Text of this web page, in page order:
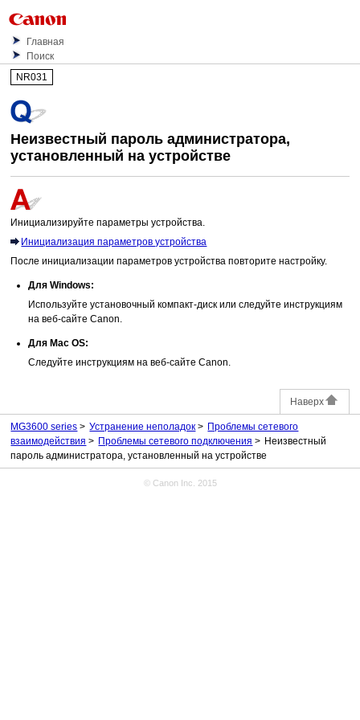
Главная
Поиск
NR031
Неизвестный пароль администратора,
установленный наустройстве
Инициализируйте параметрыустройства.
Инициализация параметров устройства
После инициализации параметровустройства повторите настройку.
ДляWindows:
Используйтеустановочный компакт-диск или следуйте инструкциям
на веб-сайтеCanon.
Для Mac OS:
Следуйте инструкциям на веб-сайтеCanon.
Наверх
MG3600 series Устранение неполадок
Проблемы сетевого
взаимодействия
Проблемы сетевого подключения
Неизвестный
пароль администратора, установленный на устройстве
© Canon Inc. 2015